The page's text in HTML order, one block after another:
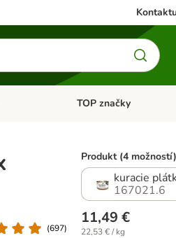
Vtáky Otvoriť menu: Kone
TOP značky
(697)
Produkt (4 možností)
kuracie
167021.6
11,49 €
22,53 € / kg